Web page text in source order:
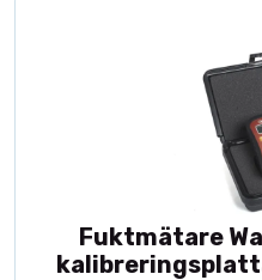
Fuktmätare